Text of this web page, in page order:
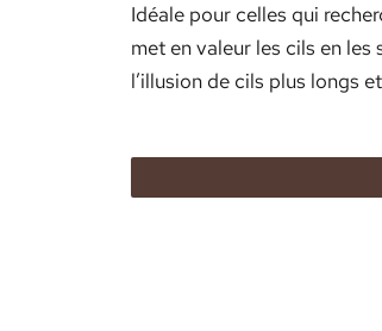
Idéale pour celles qui
met en valeur les cils en
l’illusion de cils plus longs